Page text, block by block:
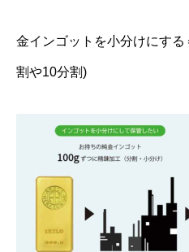
金インゴットを小分けにす
割や10分割)